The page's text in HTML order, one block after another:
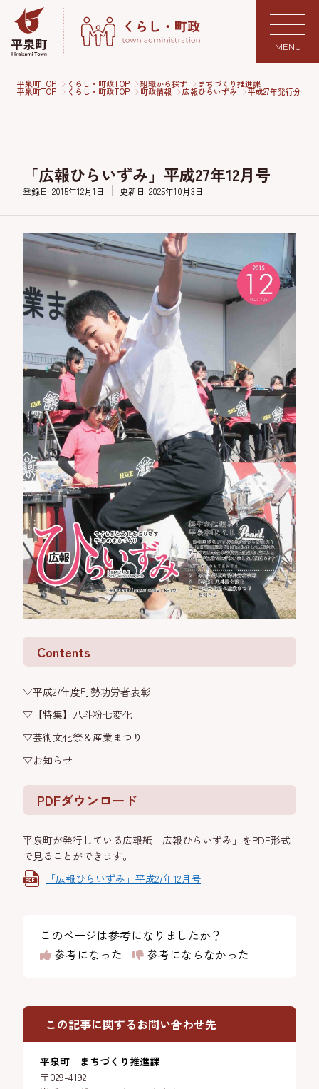
MENU
平泉町TOP くらし・町政TOP 組織から探す まちづくり推進課
平泉町TOP くらし・町政TOP 町政情報 広報ひらいずみ 平成27年発行分
「広報ひらいずみ」平成27年12月号
登録日 2015年12月1日 更新日 2025年10月3日
Contents
▽平成27年度町勢功労者表彰
▽【特集】八斗粉七変化
▽芸術文化祭＆産業まつり
▽お知らせ
PDFダウンロード
平泉町が発行している広報紙「広報ひらいずみ」をPDF形式
で見ることができます。
「広報ひらいずみ」平成27年12月号
このページは参考になりましたか？
参考になった
参考にならなかった
この記事に関するお問い合わせ先
平泉町 まちづくり推進課
〒029-4192